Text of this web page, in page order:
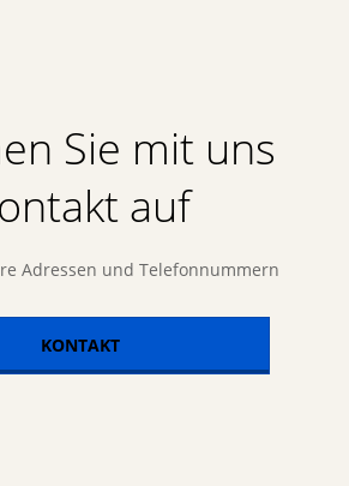
Sie mit uns
auf
Adressen und Telefonnummern
KONTAKT